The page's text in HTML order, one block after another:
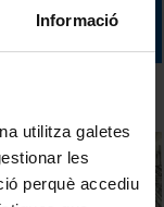
Informació
utilitza galetes
les
perquè accediu